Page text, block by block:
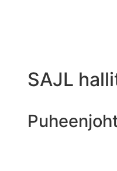
SAJL